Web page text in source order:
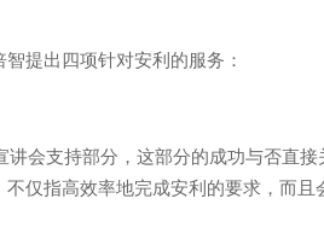
提出四项针对安利的服务：
讲会支持部分，这部分的成功与否直
仅指高效率地完成安利的要求，而